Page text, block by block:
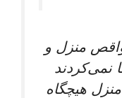
منزل و
هيچ‏گاه